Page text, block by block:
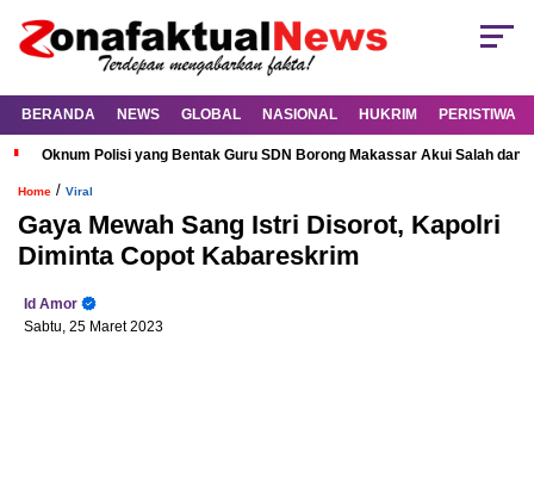
BERANDA NEWS GLOBAL NASIONAL HUKRIM PERISTIWA
Oknum Polisi yang Bentak Guru SDN Borong Makassar Akui Salah dan
Home / Viral
Gaya Mewah Sang Istri Disorot, Kapolri
Diminta Copot Kabareskrim
Id Amor
Sabtu, 25 Maret 2023